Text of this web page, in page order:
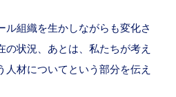
ル組織を生かしながらも変化さ
状況、あとは、私たちが考え
人材についてという部分を伝え